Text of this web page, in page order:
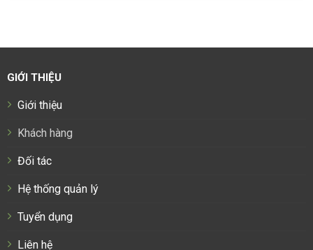
GIỚI THIỆU
Giới thiệu
Khách hàng
Đối tác
Hệ thống quản lý
Tuyển dụng
Liên hệ